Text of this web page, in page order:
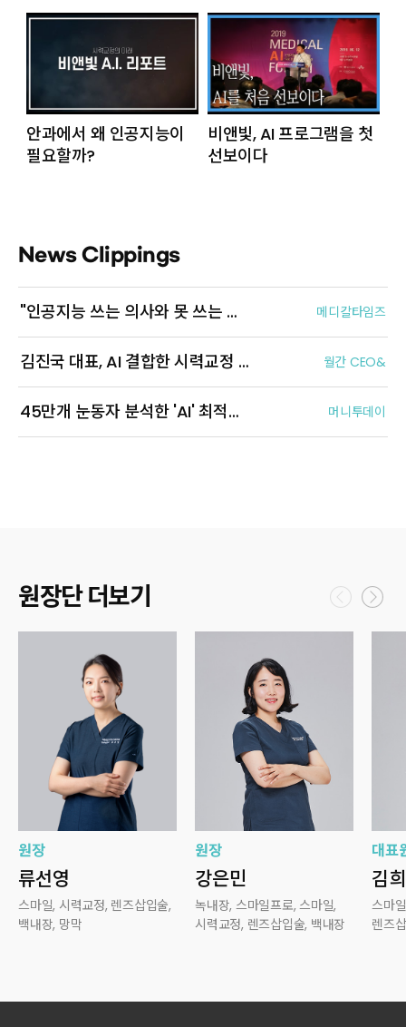
안과에서 왜 인공지능이
필요할까?
비앤빛, AI 프로그램을 첫
선보이다
News Clippings
"인공지능 쓰는 의사와 못 쓰는 의사로 나눠질 것" 메디칼타임즈
김진국 대표, AI 결합한 시력교정 새 지평 열다 월간 CEO&
45만개 눈동자 분석한 'AI' 최적의 시력교정술 찾아준다 머니투데이
원장단 더보기
원장
류선영
스마일, 시력교정, 렌즈삽입술,
백내장, 망막
원장
강은민
녹내장, 스마일프로, 스마일,
시력교정, 렌즈삽입술, 백내장
대표
김
스마
렌즈